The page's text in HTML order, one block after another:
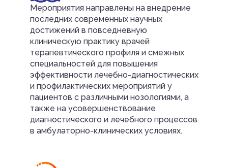
Мероприятия направлены на внедрение
последних современных научных
достижений в повседневную
клиническую практику врачей
терапевтического профиля и смежных
специальностей для повышения
эффективности лечебно-диагностических
и профилактических мероприятий у
пациентов с различными нозологиями, а
также на усовершенствование
диагностического и лечебного процессов
в амбулаторно-клинических условиях.